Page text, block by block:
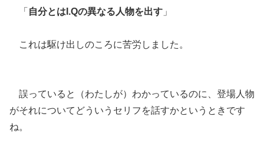
「 自分とはI.Qの異なる人物を出す 」
これは駆け出しのころに苦労しました。
誤っていると（わたしが）わかっているのに、登場人物
がそれについてどういうセリフを話すかというときです
ね。